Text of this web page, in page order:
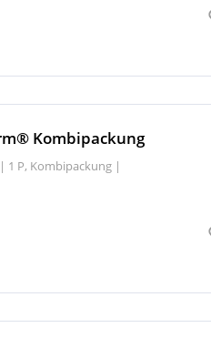
Kombipackung
1 P, Kombipackung |